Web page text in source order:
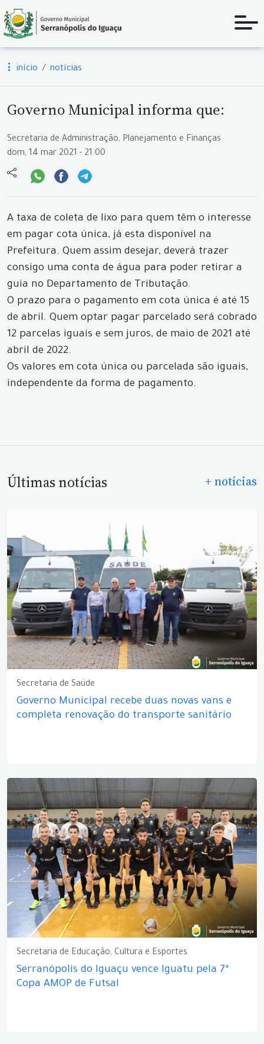
início notícias
Governo Municipal informa que:
Secretaria de Administração, Planejamento e Finanças
dom, 14 mar 2021 - 21:00
A taxa de coleta de lixo para quem têm o interesse
em pagar cota única, já esta disponível na
Prefeitura. Quem assim desejar, deverá trazer
consigo uma conta de água para poder retirar a
guia no Departamento de Tributação.
O prazo para o pagamento em cota única é até 15
de abril. Quem optar pagar parcelado será cobrado
12 parcelas iguais e sem juros, de maio de 2021 até
abril de 2022.
Os valores em cota única ou parcelada são iguais,
independente da forma de pagamento.
Últimas notícias + notícias
Secretaria de Saúde
Governo Municipal recebe duas novas vans e
completa renovação do transporte sanitário
Secretaria de Educação, Cultura e Esportes
Serranópolis do Iguaçu vence Iguatu pela 7ª
Copa AMOP de Futsal